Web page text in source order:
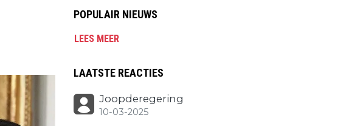
POPULAIR NIEUWS
LEES MEER
LAATSTE REACTIES
Joopderegering
10-03-2025